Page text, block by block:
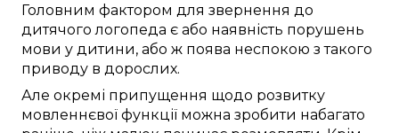
Головним фактором для звернення до
дитячого логопеда є або наявність порушень
мови у дитини, або ж поява неспокою зтакого
приводу в дорослих.
Але окремі припущення щодо розвитку
мовленнєвої функції можна зробити набагато